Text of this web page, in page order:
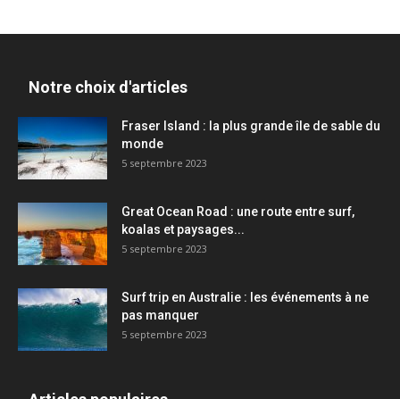
Notre choix d'articles
Fraser Island : la plus grande île de sable du
monde
5 septembre 2023
Great Ocean Road : une route entre surf,
koalas et paysages...
5 septembre 2023
Surf trip en Australie : les événements à ne
pas manquer
5 septembre 2023